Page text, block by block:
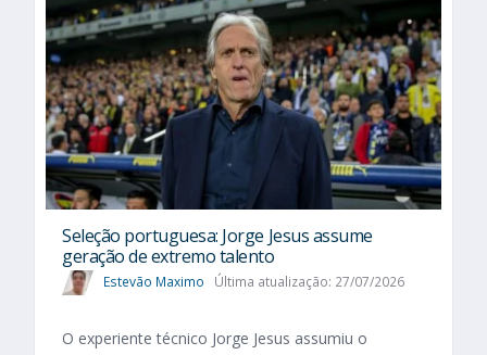
Seleção portuguesa: Jorge Jesus assume
geração de extremo talento
Estevão Maximo Última atualização: 27/07/2026
O experiente técnico Jorge Jesus assumiu o